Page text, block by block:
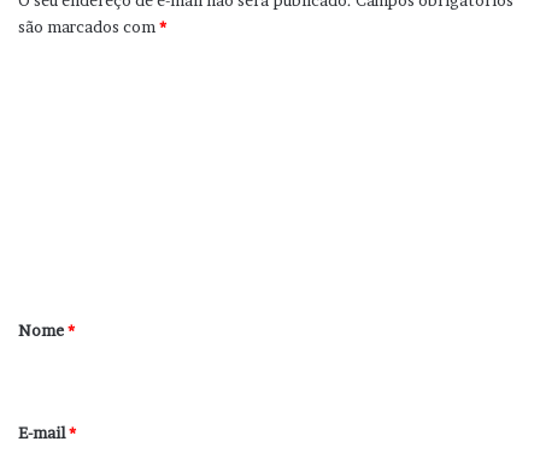
são marcados com *
r
*
Nome*
E-mail*